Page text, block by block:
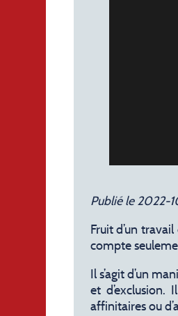
Publié le 2022-
Fruit d’un
compte
Il s’agit d’un
et d’exclusion.
affinitaires ou